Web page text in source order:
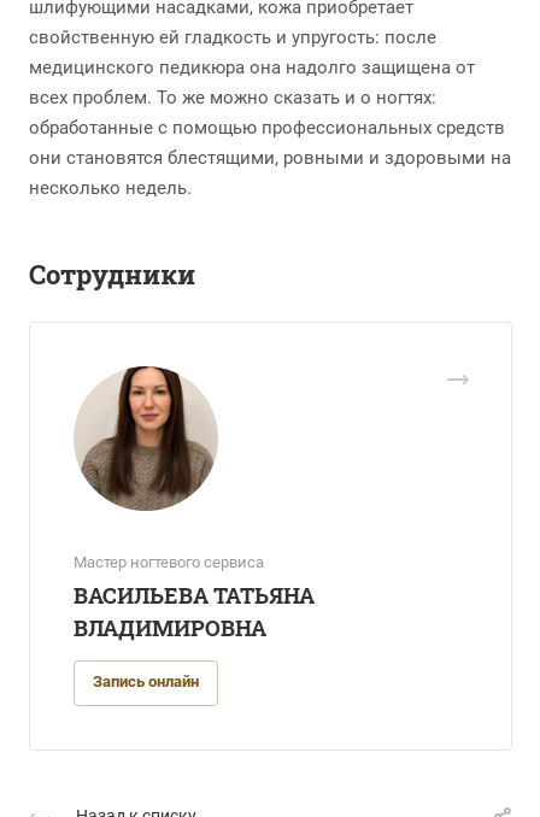
шлифующими насадками, кожа приобретает
свойственную ей гладкость и упругость: после
медицинского педикюра она надолго защищена от
всех проблем. То же можно сказать и о ногтях:
обработанные с помощью профессиональных средств
они становятся блестящими, ровными и здоровыми на
несколько недель.
Сотрудники
Мастер ногтевого сервиса
ВАСИЛЬЕВА ТАТЬЯНА
ВЛАДИМИРОВНА
Запись онлайн